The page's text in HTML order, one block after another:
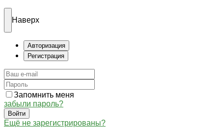
Наверх
Авторизация
Регистрация
Запомнить меня
забыли пароль?
Войти
Ещё не зарегистрированы?